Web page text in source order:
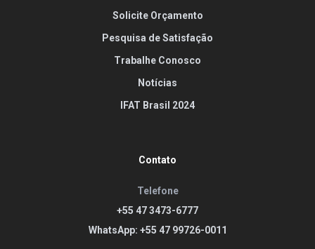
Solicite Orçamento
Pesquisa de Satisfação
Trabalhe Conosco
Notícias
IFAT Brasil 2024
Contato
Telefone
+55 47 3473-6777
WhatsApp: +55 47 99726-0011